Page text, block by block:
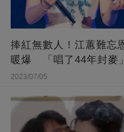
捧紅無數人！江蕙難忘
暖爆 「唱了44年封麥
2023/07/05